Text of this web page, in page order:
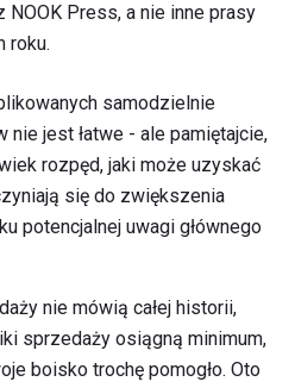
Press, a nie inne prasy
roku.
samodzielnie
jest łatwe - ale pamiętajcie,
rozpęd, jaki może uzyskać
się do zwiększenia
potencjalnej uwagi głównego
nie mówią całej historii,
sprzedaży osiągną minimum,
boisko trochę pomogło. Oto